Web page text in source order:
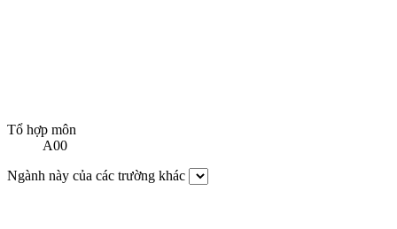
Tổ hợp môn
A00
Ngành này của các trường khác